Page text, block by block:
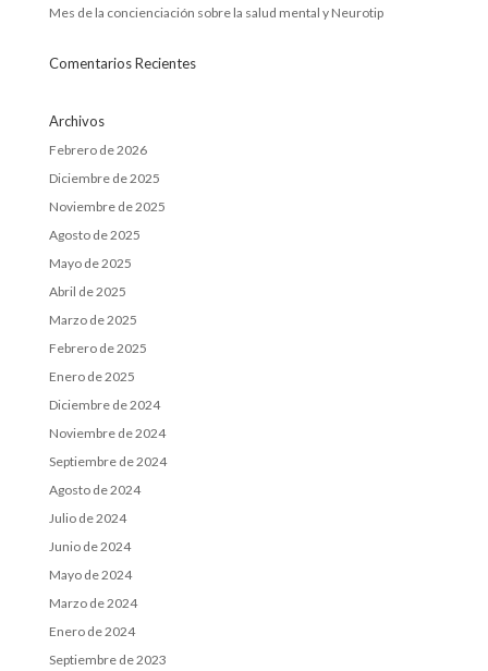
Mes de la concienciación sobre la salud mental y Neurotip
Comentarios Recientes
Archivos
Febrero de 2026
Diciembre de 2025
Noviembre de 2025
Agosto de 2025
Mayo de 2025
Abril de 2025
Marzo de 2025
Febrero de 2025
Enero de 2025
Diciembre de 2024
Noviembre de 2024
Septiembre de 2024
Agosto de 2024
Julio de 2024
Junio de 2024
Mayo de 2024
Marzo de 2024
Enero de 2024
Septiembre de 2023